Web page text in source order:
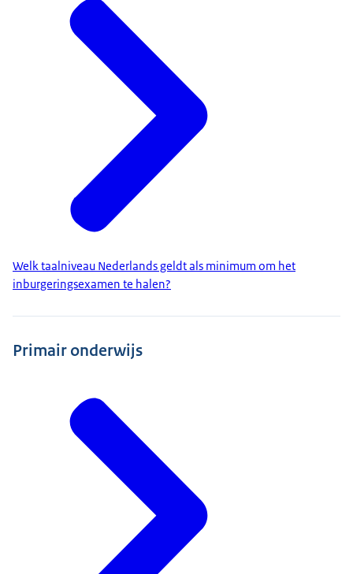
Welk taalniveau Nederlands geldt als minimum om het
inburgeringsexamen te halen?
Primair onderwijs